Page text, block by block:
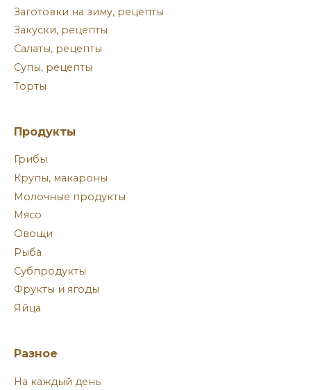
Заготовки на зиму, рецепты
Закуски, рецепты
Салаты, рецепты
Супы, рецепты
Торты
Продукты
Грибы
Крупы, макароны
Молочные продукты
Мясо
Овощи
Рыба
Субпродукты
Фрукты и ягоды
Яйца
Разное
На каждый день